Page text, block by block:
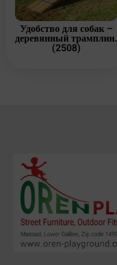
Удобство для собак –
деревянный трамплин.
(2508)